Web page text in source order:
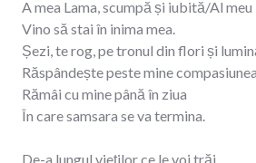
A mea Lama, scumpă și iubită/Al
Vino să stai în inima mea.
Șezi, te rog, pe tronul din flori și
Răspândește peste mine
Rămâi cu mine până în ziua
În care samsara se va termina.
De-a lungul vieților ce le voi trăi